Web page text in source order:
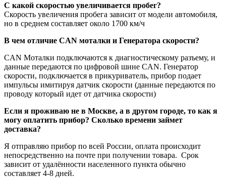
С какой скоростью увеличивается пробег?
Скорость увеличения пробега зависит от модели автомобиля,
но в среднем составляет около 1700 км/ч
В чем отличие CAN моталки и Генератора скорости?
CAN Моталки подключаются к диагностическому разъему, и
данные передаются по цифровой шине CAN. Генератор
скорости, подключается в прикуриватель, прибор подает
импульсы имитируя датчик скорости (данные передаются по
проводу который идет от датчика скорости)
Если я проживаю не в Москве, а в другом городе, то как я
могу оплатить прибор? Сколько времени займет
доставка?
Я отправляю прибор по всей России, оплата происходит
непосредственно на почте при получении товара. Срок
зависит от удалённости населенного пункта обычно
составляет 4-8 дней.